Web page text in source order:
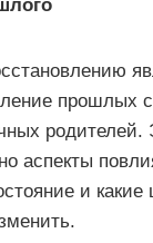
прошлых
родителей.
аспекты
и